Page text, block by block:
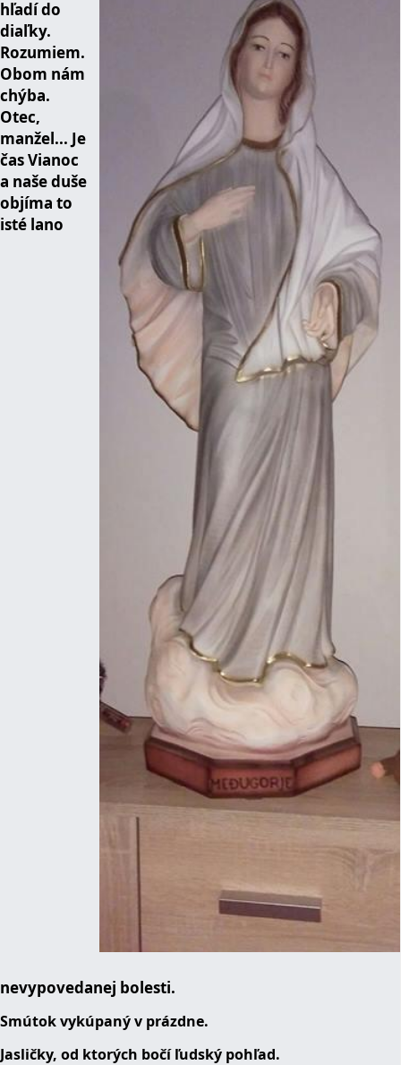
hľadí do
diaľky.
Rozumiem.
Obom nám
chýba.
Otec,
manžel... Je
čas Vianoc
a naše duše
objíma to
isté lano
nevypovedanej bolesti.
Smútok vykúpaný v prázdne.
Jasličky, od ktorých bočí ľudský pohľad.